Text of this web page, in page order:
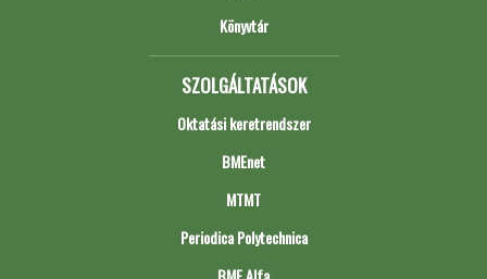
Könyvtár
SZOLGÁLTATÁSOK
Oktatási keretrendszer
BMEnet
MTMT
Periodica Polytechnica